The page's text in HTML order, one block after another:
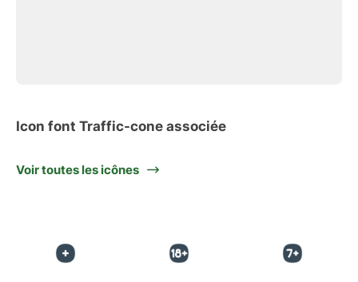
Icon font Traffic-cone associée
Voir toutes les icônes